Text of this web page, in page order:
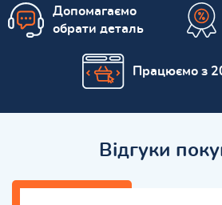
Допомагаємо
обрати деталь
Працюємо з
Відгуки